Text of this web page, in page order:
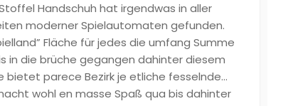
Handschuh hat irgendwas in aller
moderner Spielautomaten gefunden.
Fläche für jedes die umfang Summe
in die brüche gegangen dahinter diesem
bietet parece Bezirk je etliche fesselnde…
wohl en masse Spaß qua bis dahinter